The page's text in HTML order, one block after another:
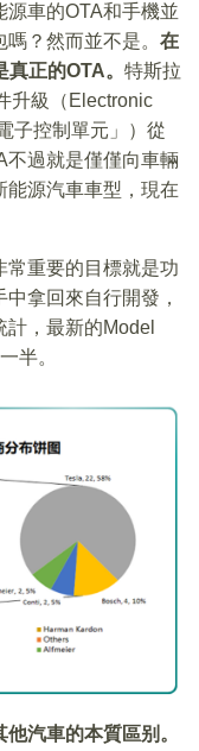
車的OTA和手機並
？然而並不是。 在
正的OTA。 特斯拉
升級（Electronic
子控制單元」）從
不過就是僅僅向車輛
能源汽車車型，現在
常重要的目標就是功
拿回來自行開發，
，最新的Model
半。
汽車的本質區别。